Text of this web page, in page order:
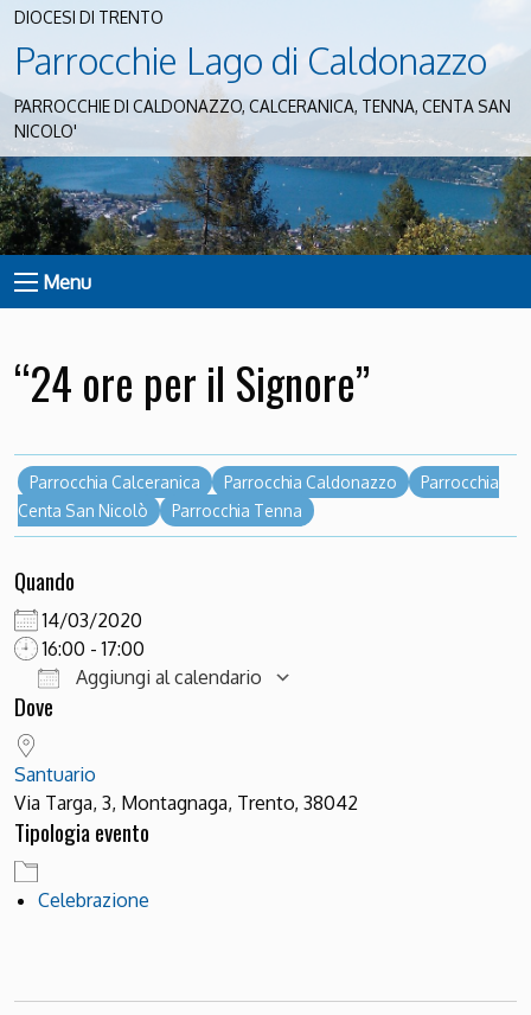
DIOCESI DI TRENTO
Parrocchie Lago di Caldonazzo
PARROCCHIE DI CALDONAZZO, CALCERANICA, TENNA, CENTA SAN
NICOLO'
Menu
“24 ore per il Signore”
Parrocchia Calceranica Parrocchia Caldonazzo
Parrocchia
Centa San Nicolò
Parrocchia Tenna
Quando
14/03/2020
16:00 - 17:00
Aggiungi al calendario
Dove
Santuario
Via Targa, 3, Montagnaga, Trento, 38042
Tipologia evento
Celebrazione